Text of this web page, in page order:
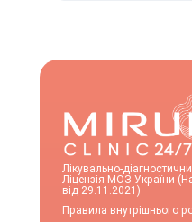
Лікувально-
Ліцензія МОЗ України
від 29.11.2021)
Правила внутрішнього